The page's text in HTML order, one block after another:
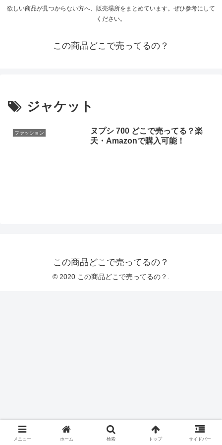
欲しい商品が見つからない方へ、販売場所をまとめています。ぜひ参考にして
ください。
この商品どこで売ってるの？
ジャケット
ファッション
ヌプシ 700 どこで売ってる？楽
天・Amazonで購入可能！
この商品どこで売ってるの？
© 2020 この商品どこで売ってるの？.
メニュー ホーム 検索 トップ サイドバー